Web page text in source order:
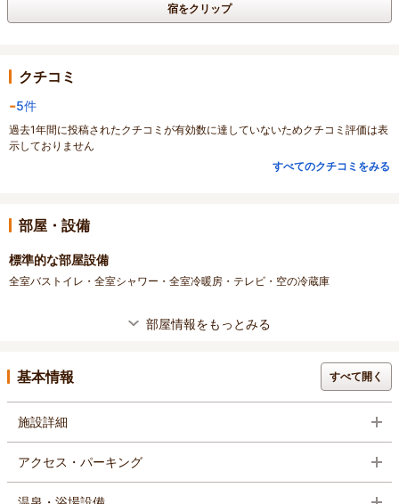
宿をクリップ
クチコミ
-5件
過去1年間に投稿されたクチコミが有効数に達していないためクチコミ評価は表
示しておりません
すべてのクチコミをみる
部屋・設備
標準的な部屋設備
全室バストイレ・全室シャワー・全室冷暖房・テレビ・空の冷蔵庫
部屋情報をもっとみる
基本情報 すべて開く
施設詳細
アクセス・パーキング